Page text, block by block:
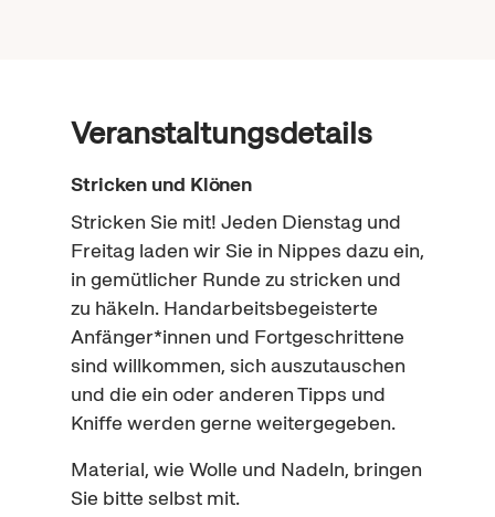
Veranstaltungsdetails
Stricken und Klönen
Stricken Sie mit! Jeden Dienstag und
Freitag laden wir Sie in Nippes dazu ein,
in gemütlicher Runde zu stricken und
zu häkeln. Handarbeitsbegeisterte
Anfänger*innen und Fortgeschrittene
sind willkommen, sich auszutauschen
und die ein oder anderen Tipps und
Kniffe werden gerne weitergegeben.
Material, wie Wolle und Nadeln, bringen
Sie bitte selbst mit.